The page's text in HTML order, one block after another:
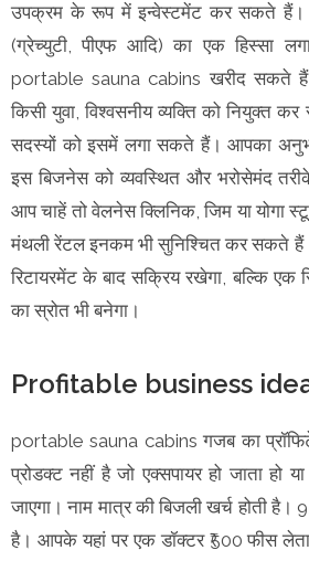
उपक्रम के रूप में इन्वेस्टमेंट कर सकते हैं।
(ग्रेच्युटी, पीएफ आदि) का एक हिस्सा
portable sauna cabins खरीद सकते
किसी युवा, विश्वसनीय व्यक्ति को नियुक्त
सदस्यों को इसमें लगा सकते हैं। आपका
इस बिजनेस को व्यवस्थित और भरोसेमंद
आप चाहें तो वेलनेस क्लिनिक, जिम या योगा
मंथली रेंटल इनकम भी सुनिश्चित कर सकते
रिटायरमेंट के बाद सक्रिय रखेगा, बल्कि
का स्रोत भी बनेगा।
Profitable business
portable sauna cabins गजब का
प्रोडक्ट नहीं है जो एक्सपायर हो जाता
जाएगा। नाम मात्र की बिजली खर्च होती है।
है। आपके यहां पर एक डॉक्टर ₹500 फीस